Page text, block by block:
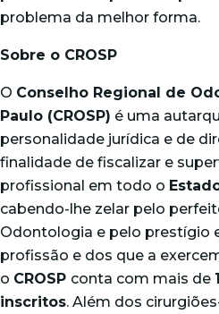
problema da melhor forma.
Sobre o CROSP
O Conselho Regional de
Paulo (CROSP) é uma
personalidade jurídica e de
finalidade de fiscalizar e
profissional em todo o
cabendo-lhe zelar pelo
Odontologia e pelo prestígio
profissão e dos que a
o CROSP conta com mais de
inscritos. Além dos